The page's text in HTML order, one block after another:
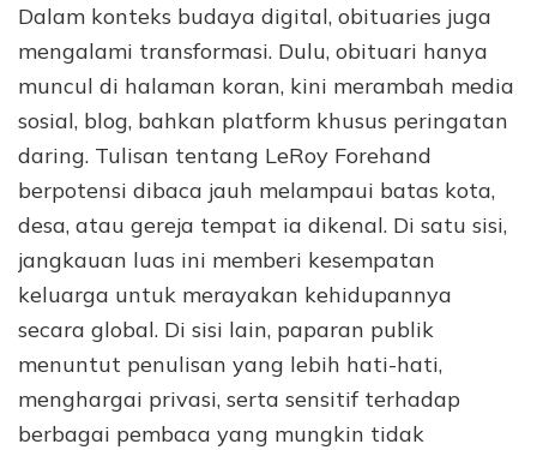
Dalam konteks budaya digital, obituaries juga
mengalami transformasi. Dulu, obituari hanya
muncul di halaman koran, kini merambah media
sosial, blog, bahkan platform khusus peringatan
daring. Tulisan tentang LeRoy Forehand
berpotensi dibaca jauh melampaui batas kota,
desa, atau gereja tempat ia dikenal. Di satu sisi,
jangkauan luas ini memberi kesempatan
keluarga untuk merayakan kehidupannya
secara global. Di sisi lain, paparan publik
menuntut penulisan yang lebih hati-hati,
menghargai privasi, serta sensitif terhadap
berbagai pembaca yang mungkin tidak